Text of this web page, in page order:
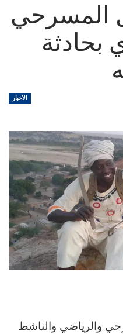
المسرحي
بحادثة
الأخبار
والرياضي والناشط